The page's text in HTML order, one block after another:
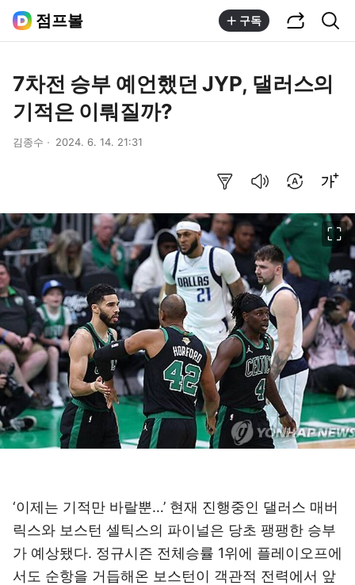
점프볼 구독
7차전 승부 예언했던 JYP, 댈러스의
기적은 이뤄질까?
김종수 2024. 6. 14. 21:31
‘이제는 기적만 바랄뿐…’ 현재 진행중인 댈러스 매버
릭스와 보스턴 셀틱스의 파이널은 당초 팽팽한 승부
가 예상됐다. 정규시즌 전체승률 1위에 플레이오프에
서도 순항을 거듭해온 보스턴이 객관적 전력에서 앞